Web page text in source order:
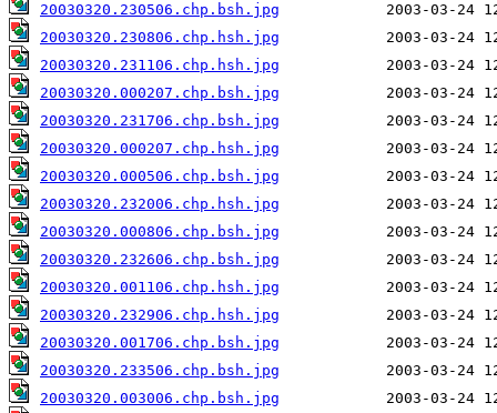
20030320.230506.chp.bsh.jpg
20030320.230806.chp.hsh.jpg
20030320.231106.chp.hsh.jpg
20030320.000207.chp.bsh.jpg
20030320.231706.chp.bsh.jpg
20030320.000207.chp.hsh.jpg
20030320.000506.chp.bsh.jpg
20030320.232006.chp.hsh.jpg
20030320.000806.chp.bsh.jpg
20030320.232606.chp.bsh.jpg
20030320.001106.chp.hsh.jpg
20030320.232906.chp.hsh.jpg
20030320.001706.chp.bsh.jpg
20030320.233506.chp.bsh.jpg
20030320.003006.chp.bsh.jpg